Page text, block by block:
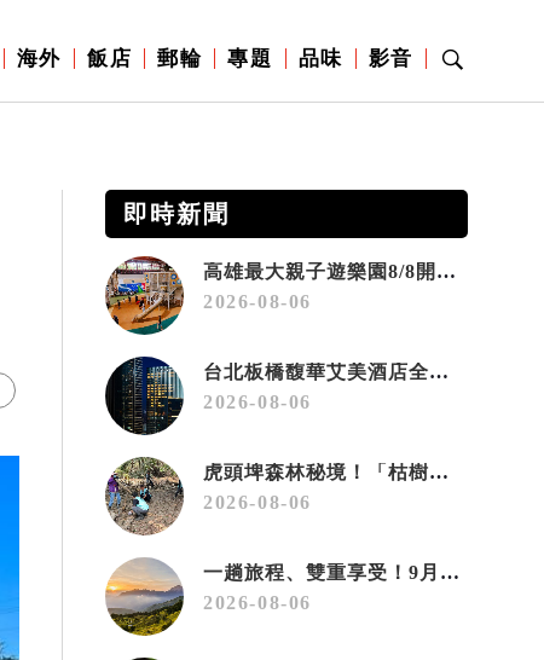
海外 飯店 郵輪 專題 品味 影音
即時新聞
高雄最大親子遊樂園8/8開幕！30項設施免費玩、YOYO家族嗨翻暑假
2026-08-06
台北板橋馥華艾美酒店全新開幕 感官藝術策展打造旅居新風格
2026-08-06
虎頭埤森林秘境！「枯樹籬步道」生態復育有成 走進大自然生命教室
2026-08-06
一趟旅程、雙重享受！9月住宿合歡山 順遊奧萬大10元優惠入園
2026-08-06